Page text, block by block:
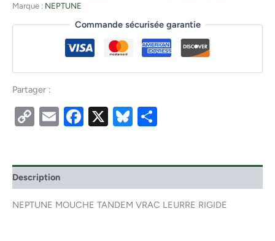
Marque : NEPTUNE
Commande sécurisée garantie
Partager :
CopyEmailFacebook
X Bluesky
Description
NEPTUNE MOUCHE TANDEM VRAC LEURRE RIGIDE